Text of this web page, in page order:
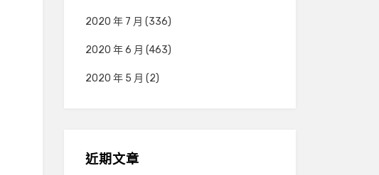
2020 年 7 月 (336)
2020 年 6 月 (463)
2020 年 5 月 (2)
近期文章